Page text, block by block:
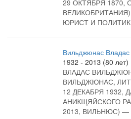
29 ОКТЯБРЯ
ЮРИСТ И
Вильджюнас Владас
1932 - 2013 (80 лет)
ВЛАДАС
ВИЛЬДЖЮНАС, ЛИТ.
12 ДЕКАБРЯ 1932,
АНИКЩЯЙСКОГО
2013, ВИЛЬНЮС) —